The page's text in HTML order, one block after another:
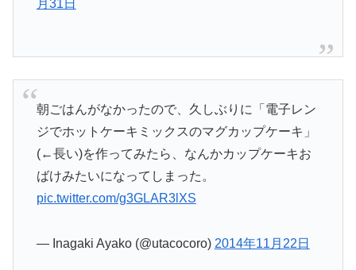
月31日
朝ごはんがなかったので、久しぶりに「電子レン
ジでホットケーキミックスのマグカップケーキ」
(←長い)を作ってみたら、なんかカップケーキお
ばけみたいになってしまった。
pic.twitter.com/g3GLAR3lXS
— Inagaki Ayako (@utacocoro) 2014年11月22日